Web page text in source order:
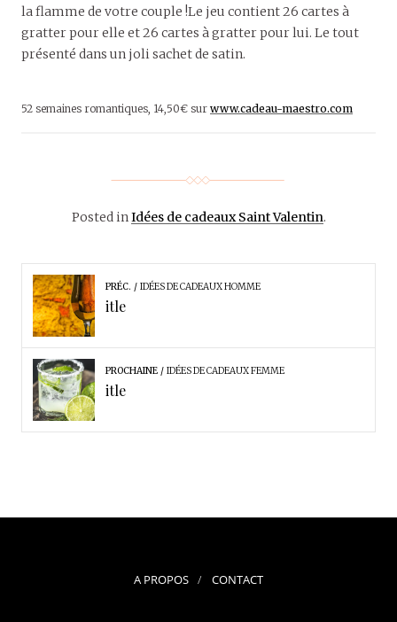
la flamme de votre couple !Le jeu contient 26 cartes à
gratter pour elle et 26 cartes à gratter pour lui. Le tout
présenté dans un joli sachet de satin.
52 semaines romantiques, 14,50€ sur www.cadeau-maestro.com
Posted inIdées de cadeaux Saint Valentin.
PRÉC. IDÉES DE CADEAUX HOMME
itle
PROCHAINE IDÉES DE CADEAUX FEMME
itle
A PROPOS CONTACT